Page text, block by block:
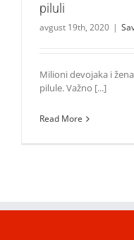
piluli
avgust 19th, 2020 |
Milioni devojaka i
pilule. Važno [...]
Read More